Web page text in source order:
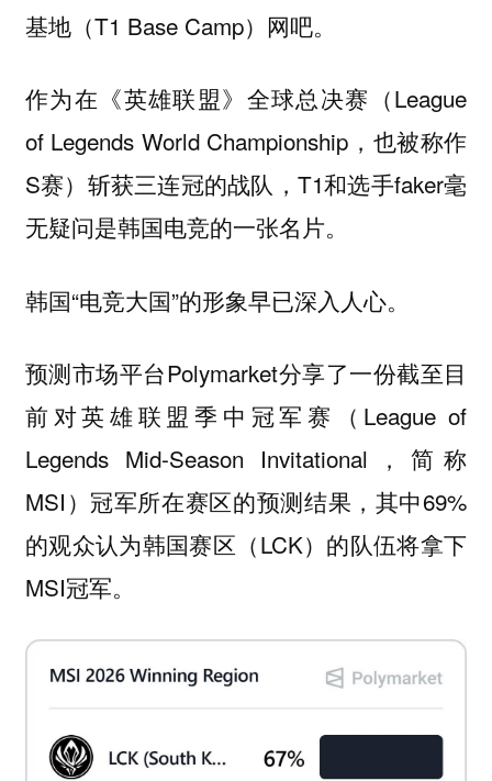
基地（T1 Base Camp）网吧。
作为在《英雄联盟》全球总决赛（League
of Legends World Championship，也被称作
S赛）斩获三连冠的战队，T1和选手faker毫
无疑问是韩国电竞的一张名片。
韩国“电竞大国”的形象早已深入人心。
预测市场平台Polymarket分享了一份截至目
前对英雄联盟季中冠军赛（League of
Legends Mid-Season Invitational，简称
MSI）冠军所在赛区的预测结果，其中69%
的观众认为韩国赛区（LCK）的队伍将拿下
MSI冠军。